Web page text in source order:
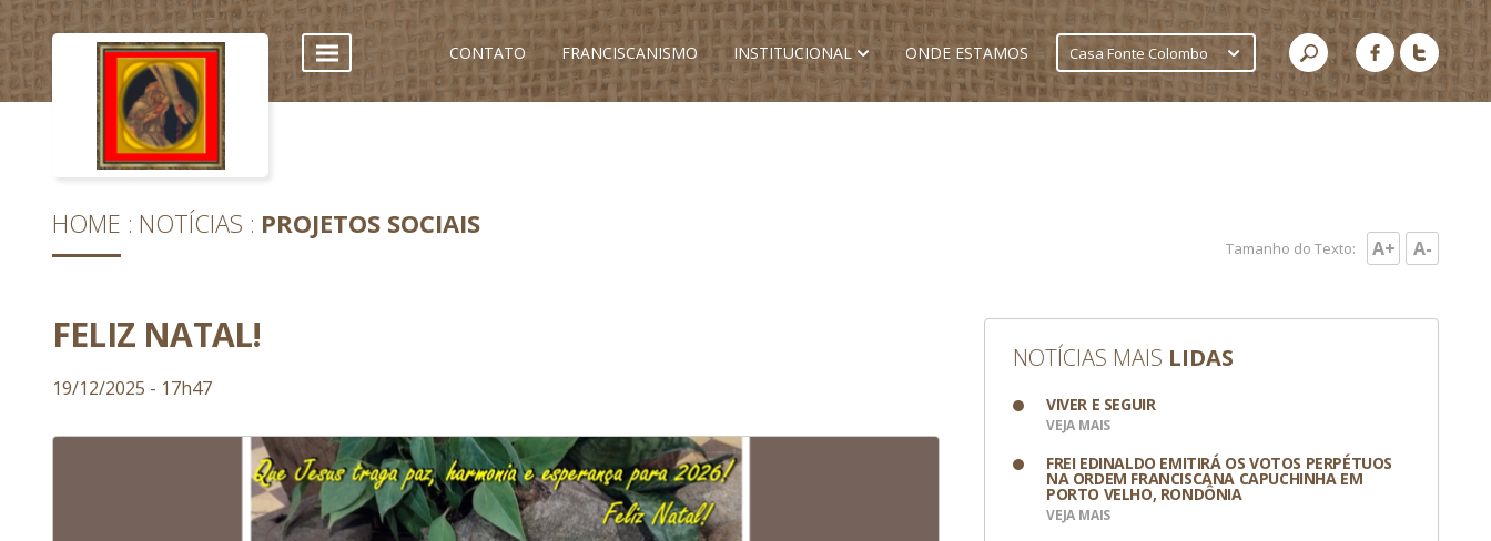
CONTATO FRANCISCANISMO INSTITUCIONAL ONDE ESTAMOS Casa Fonte Colombo
HOME NOTÍCIAS PROJETOS SOCIAIS
Tamanho do Texto: A+ A-
FELIZ NATAL!
19/12/2025 - 17h47
NOTÍCIAS MAIS LIDAS
VIVER E SEGUIR
VEJA MAIS
FREI EDINALDO EMITIRÁ OS VOTOS PERPÉTUOS
NA ORDEM FRANCISCANA CAPUCHINHA EM
PORTO VELHO, RONDÔNIA
VEJA MAIS